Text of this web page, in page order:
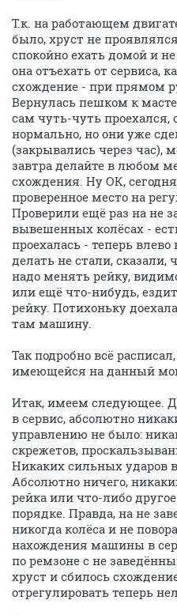
Т.к. на работающем
было, хруст не
спокойно ехать домой и
она отъехать от сервиса,
схождение - при прямом
Вернулась пешком к
сам чуть-чуть проехался,
нормально, но они уже
(закрывались через час),
завтра делайте в любом
схождения. Ну ОК,
проверенное место на
Проверили ещё раз на не
вывешенных колёсах -
проехалась - теперь
делать не стали, сказали,
надо менять рейку,
или ещё что-нибудь,
рейку. Потихоньку
там машину.
Так подробно всё
имеющейся на данный
Итак, имеем следующее.
в сервис, абсолютно
управлению не было:
скрежетов,
Никаких сильных ударов
Абсолютно ничего,
рейка или что-либо
порядке. Правда, на не
никогда колёса и не
нахождения машины в
по ремзоне с не
хруст и сбилось
отрегулировать теперь